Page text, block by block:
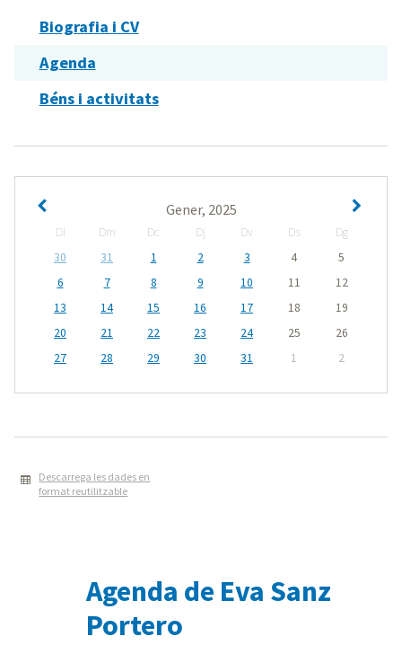
Biografia i CV
Agenda
Béns i activitats
Gener, 2025
Dl Dm Dc Dj Dv Ds
Dg
30
31 1 2 3 4
5
6
7 8 9 10 11
12
13
14 15 16 17 18
19
20
21 22 23 24 25
26
27
28 29 30 31 1 2
Descarrega les dades en
format reutilitzable
Agenda de Eva Sanz
Portero